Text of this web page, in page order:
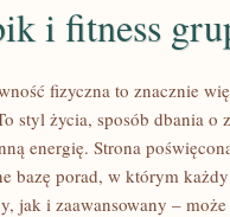
i fitness
fizyczna to znacznie
styl życia, sposób dbania o
energię. Strona
bazę porad, w którym
jak i zaawansowany –